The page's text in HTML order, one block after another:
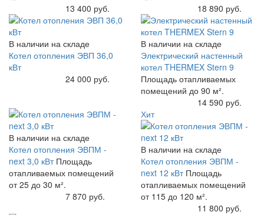
13 400 руб. 18 890 руб.
В наличии на складе
Котел отопления ЭВП 36,0
кВт
24 000 руб.
В наличии на складе
Электрический настенный
котел THERMEX Stern 9
Площадь отапливаемых
помещений до 90 м².
14 590 руб.
В наличии на складе
Котел отопления ЭВПМ -
next 3,0 кВт Площадь
отапливаемых помещений
от 25 до 30 м².
7 870 руб.
Хит
В наличии на складе
Котел отопления ЭВПМ -
next 12 кВт Площадь
отапливаемых помещений
от 115 до 120 м².
11 800 руб.